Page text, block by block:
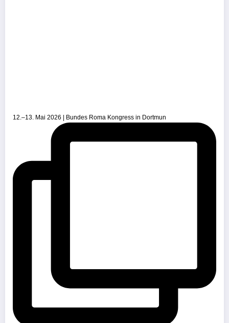
12.–13. Mai 2026 | Bundes Roma Kongress in Dortmun